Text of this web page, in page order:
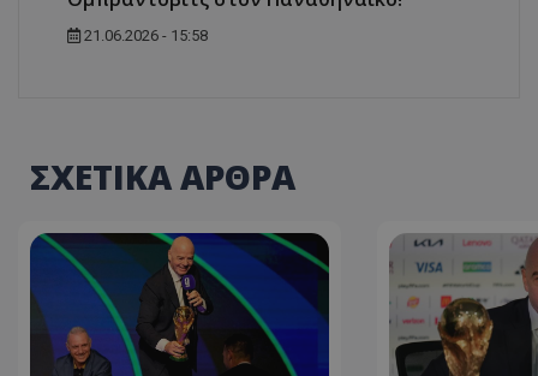
21.06.2026 - 15:58
ΣΧΕΤΙΚΑ ΑΡΘΡΑ